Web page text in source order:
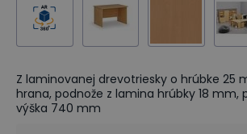
Z laminovanej drevotriesky o hrúbke 25
hrana, podnože z lamina hrúbky 18 mm,
výška 740 mm